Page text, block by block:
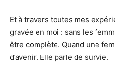
Et à travers toutes mes
gravée en moi : sans les
être complète. Quand une
d’avenir. Elle parle de survie.